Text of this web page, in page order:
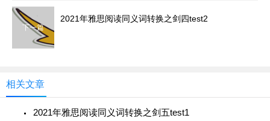
下一篇
2021年雅思阅读同义词转换之剑四test2
相关文章
2021年雅思阅读同义词转换之剑五test1